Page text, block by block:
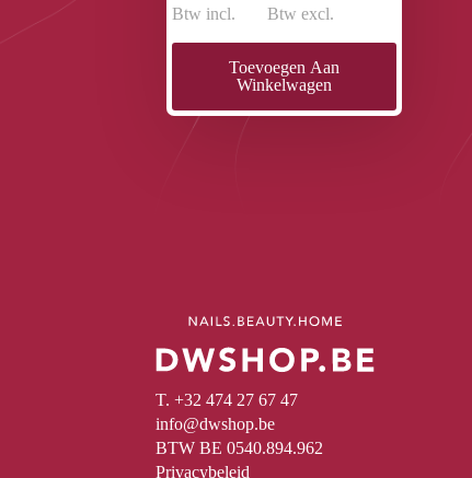
Btw incl.
Btw excl.
Toevoegen Aan
Winkelwagen
T. +32 474 27 67 47
info@dwshop.be
BTW BE 0540.894.962
Privacybeleid